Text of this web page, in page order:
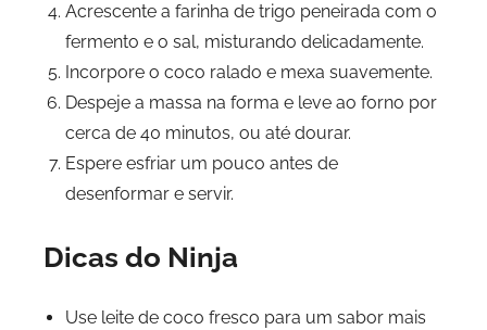
Acrescente a farinha de trigo peneirada com o
fermento e o sal, misturando delicadamente.
Incorpore o coco ralado e mexa suavemente.
Despeje a massa na forma e leve ao forno por
cerca de 40 minutos, ou até dourar.
Espere esfriar um pouco antes de
desenformar e servir.
Dicas do Ninja
Use leite de coco fresco para um sabor mais